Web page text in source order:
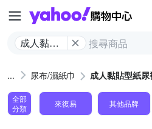
成人黏貼
尿布/濕紙巾 成人黏貼型紙尿
全部
分類
來復易 其他品牌